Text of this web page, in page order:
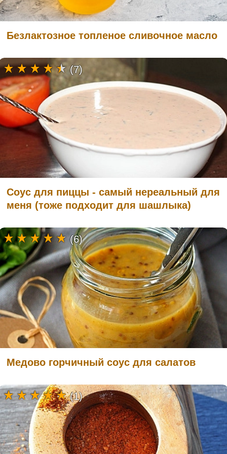
Безлактозное топленое сливочное масло
Соус для пиццы - самый нереальный для
меня (тоже подходит для шашлыка)
(7)
Медово горчичный соус для салатов
(6)
(1)